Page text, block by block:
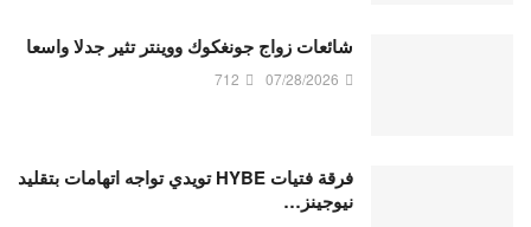
شائعات زواج جونغكوك ووينتر تثير جدلا واسعا
07/28/2026
712
فرقة فتيات HYBE تويدي تواجه اتهامات بتقليد
نيوجينز…